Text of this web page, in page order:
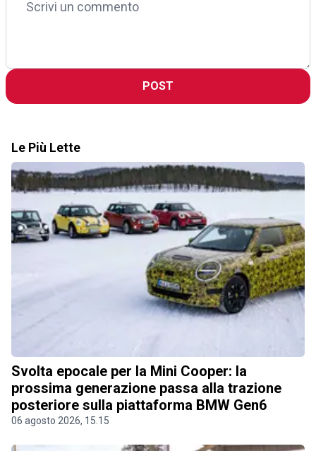
POST
Le Più Lette
Svolta epocale per la Mini Cooper: la
prossima generazione passa alla trazione
posteriore sulla piattaforma BMW Gen6
06 agosto 2026, 15.15